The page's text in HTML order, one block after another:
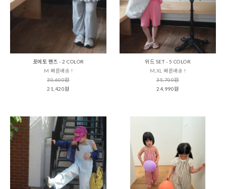
포에토 팬츠 - 2 COLOR
M 빠른배송 !
30,600원
21,420원
위드 SET - 5 COLOR
M,XL 빠른배송 !
35,700원
24,990원